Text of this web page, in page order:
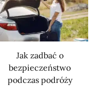
Jak zadbać o
bezpieczeństwo
podczas podróży